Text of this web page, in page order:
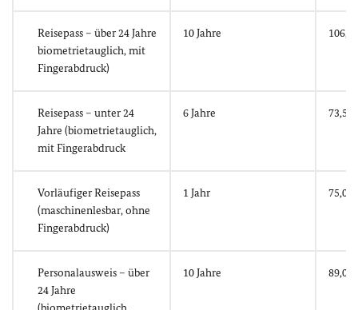
Reisepass – über 24 Jahre
biometrietauglich, mit
Fingerabdruck)
10 Jahre
Reisepass – unter 24
Jahre (biometrietauglich,
mit Fingerabdruck
6 Jahre 73,50
Vorläufiger Reisepass
(maschinenlesbar, ohne
Fingerabdruck)
1 Jahr 75,00
Personalausweis – über
24 Jahre
10 Jahre 89,00